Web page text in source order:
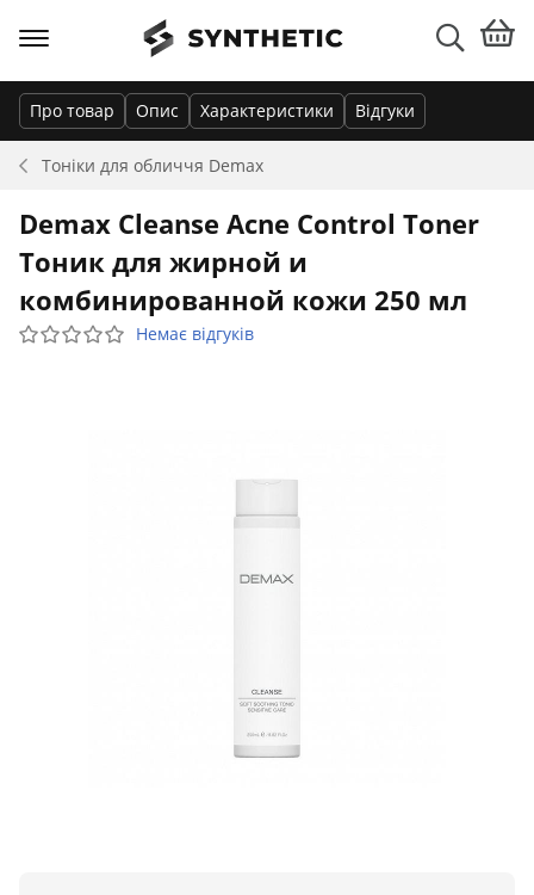
Тоніки для обличчя Demax
Про товар Опис Характеристики Відгуки
Demax Cleanse Acne Control Toner
Тоник для жирной и
комбинированной кожи 250 мл
Немає відгуків